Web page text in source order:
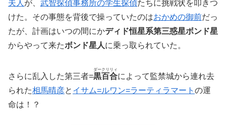
夫人 が、 武智探偵事務所の学生探偵たちに挑戦状を叩きつ
けた。その事態を背後で操っていたのはおかめの御前だっ
たが、計画はいつの間にかディド恒星系第三惑星ボンド星
からやって来たボンド星人に乗っ取られていた。
さらに乱入した第三者=黒百合
ダークリリィ
によって監禁城から連れ去
られた相馬晴彦と イサム=ルワン=ラーティラマート の運
命は！？